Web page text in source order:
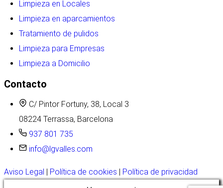
Limpieza en Locales
Limpieza en aparcamientos
Tratamiento de pulidos
Limpieza para Empresas
Limpieza a Domicilio
Contacto
C/ Pintor Fortuny, 38, Local 3
08224 Terrassa, Barcelona
937 801 735
info@lgvalles.com
Aviso Legal | Política de cookies | Política de privacidad